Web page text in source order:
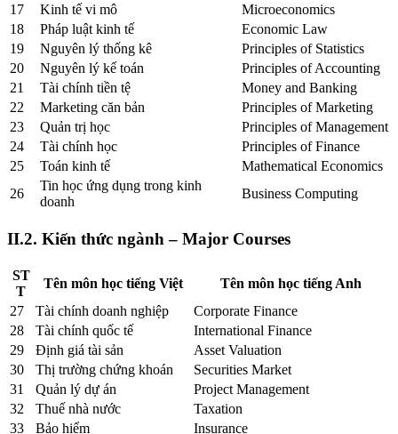
17
Kinh tế vi mô
Microeconomics
18
Pháp luật kinh tế
Economic Law
19
Nguyên lý thống kê
Principles of Statistics
20
Nguyên lý kế toán
Principles of Accounting
21
Tài chính tiền tệ
Money and Banking
22
Marketing căn bản
Principles of Marketing
23
Quản trị học
Principles of Management
24
Tài chính học
Principles of Finance
25
Toán kinh tế
Mathematical Economics
26
Tin học ứng dụng trong kinh
doanh
Business Computing
II.2. Kiến thức ngành – Major Courses
ST
T
Tên môn học tiếng Việt
Tên môn học tiếng Anh
27
Tài chính doanh nghiệp
Corporate Finance
28
Tài chính quốc tế
International Finance
29
Định giá tài sản
Asset Valuation
30
Thị trường chứng khoán
Securities Market
31
Quản lý dự án
Project Management
32
Thuế nhà nước
Taxation
33
Bảo hiểm
Insurance